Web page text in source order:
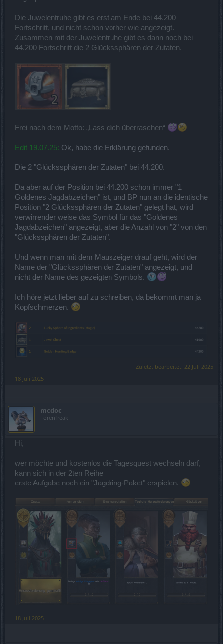
Die Juwelentruhe gibt es erst am Ende bei 44.200
Fortschritt, und nicht schon vorher wie angezeigt.
Zusammen mit der Juwelentruhe gibt es dann noch bei
44.200 Fortschritt die 2 Glückssphären der Zutaten.
Frei nach dem Motto: „Lass dich überraschen“
Edit 19.07.25: Ok, habe die Erklärung gefunden.
Die 2 "Glückssphären der Zutaten" bei 44.200.
Da aber auf der Position bei 44.200 schon immer "1
Goldenes Jagdabzeichen" ist, und BP nun an die identische
Position "2 Glückssphären der Zutaten" gelegt hat, wird
verwirrender weise das Symbol für das "Goldenes
Jagdabzeichen" angezeigt, aber die Anzahl von "2" von den
"Glückssphären der Zutaten".
Und wenn man mit dem Mauszeiger drauf geht, wird der
Name der "Glückssphären der Zutaten" angezeigt, und
nicht der Name des gezeigten Symbols.
Ich höre jetzt lieber auf zu schreiben, da bekommt man ja
Kopfschmerzen.
Zuletzt bearbeitet: 22 Juli 2025
18 Juli 2025
mcdoc
Forenfreak
Hi,
wer möchte und kostenlos die Tagesquest wechseln darf,
kann sich in der 2ten Reihe
erste Aufgabe noch ein "Jagdring-Paket" erspielen.
18 Juli 2025